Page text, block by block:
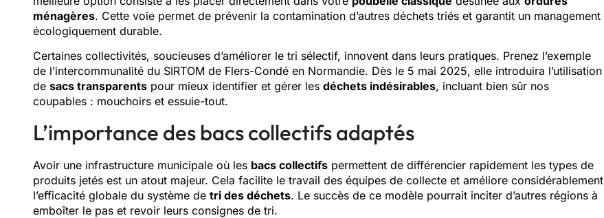
ménagères. Cette voie permet de prévenir la contamination d’autres déchets triés et garantit un management
écologiquement durable.
Certaines collectivités, soucieuses d’améliorer le tri sélectif, innovent dans leurs pratiques. Prenez l’exemple
de l’intercommunalité du SIRTOM de Flers-Condé en Normandie. Dès le 5 mai 2025, elle introduira l’utilisation
de sacs transparents pour mieux identifier et gérer les déchets indésirables, incluant bien sûr nos
coupables : mouchoirs et essuie-tout.
L’importance des bacs collectifs adaptés
Avoir une infrastructure municipale où les bacs collectifs permettent de différencier rapidement les types de
produits jetés est un atout majeur. Cela facilite le travail des équipes de collecte et améliore considérablement
l’efficacité globale du système de tri des déchets. Le succès de ce modèle pourrait inciter d’autres régions à
emboîter le pas et revoir leurs consignes de tri.